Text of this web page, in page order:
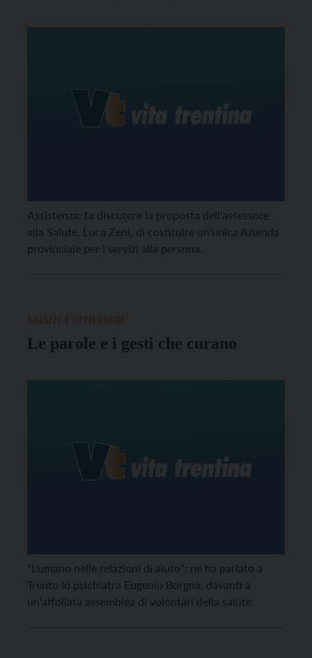
Assistenza: fa discutere la proposta dell'assessore
alla Salute, Luca Zeni, di costituire un'unica Azienda
provinciale per i servizi alla persona.
Le parole e i gesti che curano
“L'umano nelle relazioni di aiuto”: ne ha parlato a
Trento lo psichiatra Eugenio Borgna, davanti a
un'affollata assemblea di volontari della salute.